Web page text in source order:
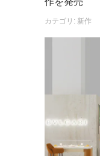
カテゴリ: 新作